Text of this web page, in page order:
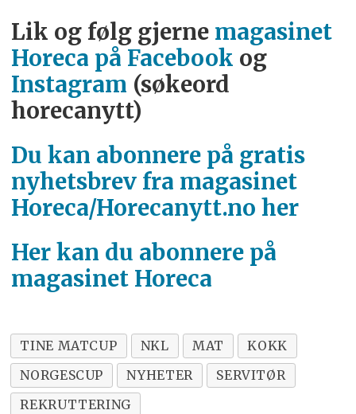
Lik og følg gjerne magasinet
Horeca på Facebook og
Instagram (søkeord
horecanytt)
Du kan abonnere på gratis
nyhetsbrev fra magasinet
Horeca/Horecanytt.no her
Her kan du abonnere på
magasinet Horeca
TINE MATCUP NKL MAT
KOKK
NORGESCUP
NYHETER
SERVITØR
REKRUTTERING